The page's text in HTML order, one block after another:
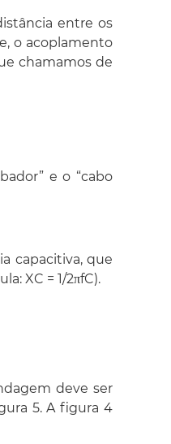
entre os
o acoplamento
chamamos de
e o “cabo
capacitiva, que
XC = 1/2πfC).
deve ser
5. A figura 4